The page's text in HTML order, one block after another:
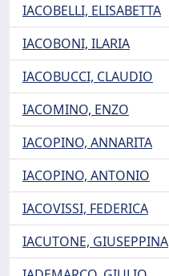
IACOBELLI, ELISABETTA
IACOBONI, ILARIA
IACOBUCCI, CLAUDIO
IACOMINO, ENZO
IACOPINO, ANNARITA
IACOPINO, ANTONIO
IACOVISSI, FEDERICA
IACUTONE, GIUSEPPINA